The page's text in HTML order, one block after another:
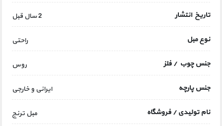
تاریخ انتشار 2 سال قبل
نوع مبل راحتی
جنس چوب / فلز روس
جنس پارچه ایرانی و خارجی
نام تولیدی / فروشگاه مبل ترنج